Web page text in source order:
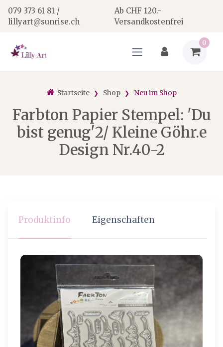
079 373 61 81 /
lillyart@sunrise.ch
Ab CHF 120.-
Versandkostenfrei
0
Startseite Shop Neu im Shop
Farbton Papier Stempel: 'Du
bist genug'2/ Kleine Göhr.e
Design Nr.40-2
Produktinfo Eigenschaften